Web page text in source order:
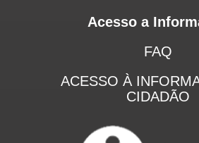
Acesso a
FAQ
ACESSO À
CIDADÃO